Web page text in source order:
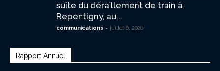
suite du déraillement de train à
Repentigny, au...
communications - juillet 6, 2026
Rapport Annuel